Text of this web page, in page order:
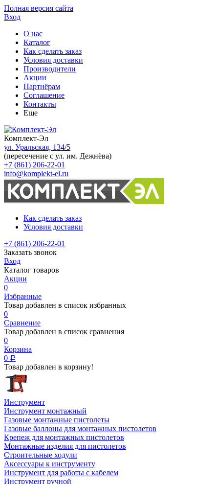
Полная версия сайта
Вход
О нас
Каталог
Как сделать заказ
Условия доставки
Производители
Акции
Партнёрам
Соглашение
Контакты
Еще
Комплект-Эл
ул. Уральская, 134/5
(пересечение с ул. им. Дежнёва)
+7 (861) 206-22-01
info@komplekt-el.ru
Как сделать заказ
Условия доставки
+7 (861) 206-22-01
Заказать звонок
Вход
Каталог товаров
Акции
0
Избранные
Товар добавлен в список избранных
0
Сравнение
Товар добавлен в список сравнения
0
Корзина
0 Р
Товар добавлен в корзину!
Инструмент
Инструмент монтажный
Газовые монтажные пистолеты
Газовые баллоны для монтажных пистолетов
Крепеж для монтажных пистолетов
Монтажные изделия для пистолетов
Строительные ходули
Аксессуары к инструменту
Инструмент для работы с кабелем
Инструмент ручной